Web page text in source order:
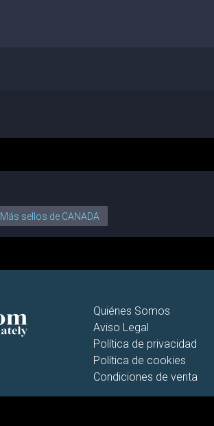
Más sellos de CANADA
Quiénes Somos
Aviso Legal
Política de privacidad
Política de cookies
Condiciones de venta